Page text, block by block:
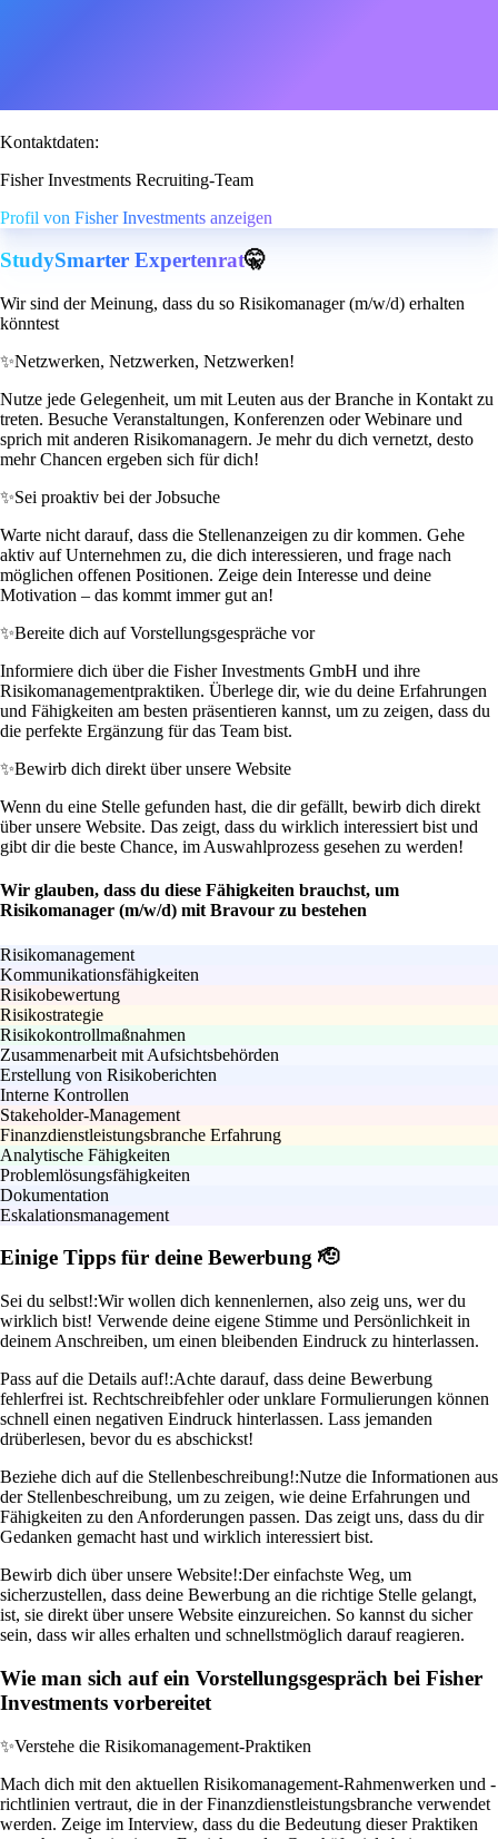
Kontaktdaten:
Fisher Investments Recruiting-Team
Profil von Fisher Investments anzeigen
StudySmarter Expertenrat🤫
Wir sind der Meinung, dass du so Risikomanager (m/w/d) erhalten
könntest
✨Netzwerken, Netzwerken, Netzwerken!
Nutze jede Gelegenheit, um mit Leuten aus der Branche in Kontakt zu
treten. Besuche Veranstaltungen, Konferenzen oder Webinare und
sprich mit anderen Risikomanagern. Je mehr du dich vernetzt, desto
mehr Chancen ergeben sich für dich!
✨Sei proaktiv bei der Jobsuche
Warte nicht darauf, dass die Stellenanzeigen zu dir kommen. Gehe
aktiv auf Unternehmen zu, die dich interessieren, und frage nach
möglichen offenen Positionen. Zeige dein Interesse und deine
Motivation – das kommt immer gut an!
✨Bereite dich auf Vorstellungsgespräche vor
Informiere dich über die Fisher Investments GmbH und ihre
Risikomanagementpraktiken. Überlege dir, wie du deine Erfahrungen
und Fähigkeiten am besten präsentieren kannst, um zu zeigen, dass du
die perfekte Ergänzung für das Team bist.
✨Bewirb dich direkt über unsere Website
Wenn du eine Stelle gefunden hast, die dir gefällt, bewirb dich direkt
über unsere Website. Das zeigt, dass du wirklich interessiert bist und
gibt dir die beste Chance, im Auswahlprozess gesehen zu werden!
Wir glauben, dass du diese Fähigkeiten brauchst, um
Risikomanager (m/w/d) mit Bravour zu bestehen
Risikomanagement
Kommunikationsfähigkeiten
Risikobewertung
Risikostrategie
Risikokontrollmaßnahmen
Zusammenarbeit mit Aufsichtsbehörden
Erstellung von Risikoberichten
Interne Kontrollen
Stakeholder-Management
Finanzdienstleistungsbranche Erfahrung
Analytische Fähigkeiten
Problemlösungsfähigkeiten
Dokumentation
Eskalationsmanagement
Einige Tipps für deine Bewerbung 🫡
Sei du selbst!:Wir wollen dich kennenlernen, also zeig uns, wer du
wirklich bist! Verwende deine eigene Stimme und Persönlichkeit in
deinem Anschreiben, um einen bleibenden Eindruck zu hinterlassen.
Pass auf die Details auf!:Achte darauf, dass deine Bewerbung
fehlerfrei ist. Rechtschreibfehler oder unklare Formulierungen können
schnell einen negativen Eindruck hinterlassen. Lass jemanden
drüberlesen, bevor du es abschickst!
Beziehe dich auf die Stellenbeschreibung!:Nutze die Informationen aus
der Stellenbeschreibung, um zu zeigen, wie deine Erfahrungen und
Fähigkeiten zu den Anforderungen passen. Das zeigt uns, dass du dir
Gedanken gemacht hast und wirklich interessiert bist.
Bewirb dich über unsere Website!:Der einfachste Weg, um
sicherzustellen, dass deine Bewerbung an die richtige Stelle gelangt,
ist, sie direkt über unsere Website einzureichen. So kannst du sicher
sein, dass wir alles erhalten und schnellstmöglich darauf reagieren.
Wie man sich auf ein Vorstellungsgespräch bei Fisher
Investments vorbereitet
✨Verstehe die Risikomanagement-Praktiken
Mach dich mit den aktuellen Risikomanagement-Rahmenwerken und -
richtlinien vertraut, die in der Finanzdienstleistungsbranche verwendet
werden. Zeige im Interview, dass du die Bedeutung dieser Praktiken